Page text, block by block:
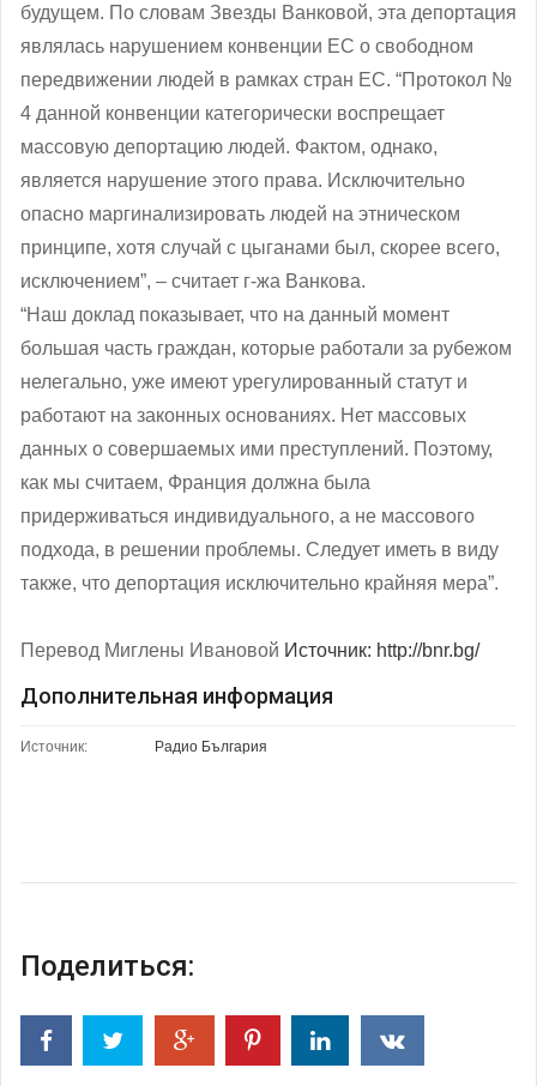
будущем. По словам Звезды Ванковой, эта депортация
являлась нарушением конвенции ЕС о свободном
передвижении людей в рамках стран ЕС. “Протокол №
4 данной конвенции категорически воспрещает
массовую депортацию людей. Фактом, однако,
является нарушение этого права. Исключительно
опасно маргинализировать людей на этническом
принципе, хотя случай с цыганами был, скорее всего,
исключением”, ‒ считает г-жа Ванкова.
“Наш доклад показывает, что на данный момент
большая часть граждан, которые работали за рубежом
нелегально, уже имеют урегулированный статут и
работают на законных основаниях. Нет массовых
данных о совершаемых ими преступлений. Поэтому,
как мы считаем, Франция должна была
придерживаться индивидуального, а не массового
подхода, в решении проблемы. Следует иметь в виду
также, что депортация исключительно крайняя мера”.
Перевод Миглены Ивановой Источник: http://bnr.bg/
Дополнительная информация
Источник: Радио България
Поделиться: